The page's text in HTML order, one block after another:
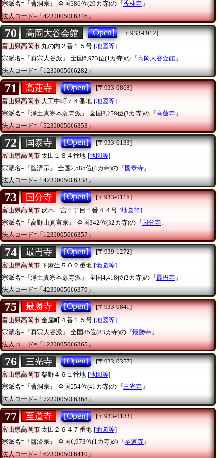
宗派名=『曹洞宗』
全国386位(29カ寺)の『香林寺』
法人コード=「4230005006346」
70 高岡大谷会館 [Open]
[〒933-0912]
富山県高岡市 丸の内２番１５号 [地図等]
宗派名=『真宗大谷派』
全国6,973位(1カ寺)の『高岡大谷会館』
法人コード=「1230005006282」
71 高蓮寺 [Open]
[〒933-0868]
富山県高岡市 大工中町７４番地 [地図等]
宗派名=『浄土真宗本願寺派』
全国3,258位(3カ寺)の『高蓮寺 』
法人コード=「5230005006353」
72 国泰寺 [Open]
[〒933-0133]
富山県高岡市 太田１８４番地 [地図等]
宗派名=『臨済宗』
全国2,585位(4カ寺)の『 国泰寺』
法人コード=「4230005006338」
73 国分寺 [Open]
[〒933-0116]
富山県高岡市 伏木一宮１丁目１番４４号 [地図等]
宗派名=『高野山真言宗』
全国342位(32カ寺)の『 国分寺』
法人コード=「1230005006357」
74 最円寺 [Open]
[〒939-1272]
富山県高岡市 下麻生５０２番地 [地図等]
宗派名=『浄土真宗本願寺派』
全国4,418位(2カ寺)の『最円寺 』
法人コード=「4230005006379」
75 最勝寺 [Open]
[〒933-0841]
富山県高岡市 金屋町４番１５号 [地図等]
宗派名=『真宗大谷派』
全国85位(83カ寺)の『最勝寺 』
法人コード=「1230005006365」
76 三光寺 [Open]
[〒933-0357]
富山県高岡市 柴野４６１番地 [地図等]
宗派名=『曹洞宗』
全国254位(41カ寺)の『三光寺』
法人コード=「7230005006368」
77 至道寺 [Open]
[〒933-0133]
富山県高岡市 太田２６４７番地 [地図等]
宗派名=『臨済宗』
全国6,973位(1カ寺)の『至道寺 』
法人コード=「6230005006410」